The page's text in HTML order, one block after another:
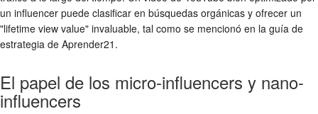
un influencer puede clasificar en búsquedas orgánicas y ofrecer un
"lifetime view value" invaluable, tal como se mencionó en la guía de
estrategia de Aprender21.
El papel de los micro-influencers y nano-
influencers